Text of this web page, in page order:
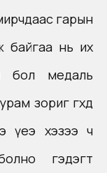
гарын
байгаа нь их
бол медаль
зориг өгөхөд
үеэ хэзээ ч
гэдэгт